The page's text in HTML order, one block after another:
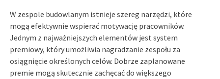
W zespole budowlanym istnieje szereg narzędzi, które
mogą efektywnie wspierać motywację pracowników.
Jednym z najważniejszych elementów jest system
premiowy, który umożliwia nagradzanie zespołu za
osiągnięcie określonych celów. Dobrze zaplanowane
premie mogą skutecznie zachęcać do większego